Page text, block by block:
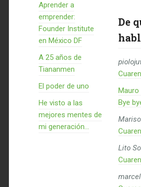
Aprender a
emprender:
Founder Institute
en México DF
A 25 años de
Tiananmen
El poder de uno
He visto a las
mejores mentes de
mi generación…
De
Mauro
Bye
Lito